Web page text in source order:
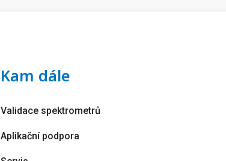
Kam dále
Validace spektrometrů
Aplikační podpora